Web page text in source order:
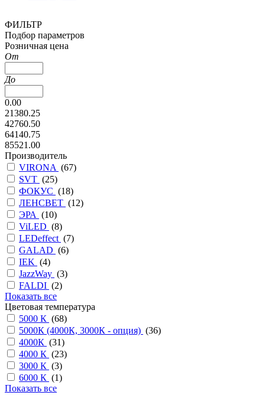
ФИЛЬТР
Подбор параметров
Розничная цена
От
До
0.00
21380.25
42760.50
64140.75
85521.00
Производитель
VIRONA (67)
SVT (25)
ФОКУС (18)
ЛЕНСВЕТ (12)
ЭРА (10)
ViLED (8)
LEDeffect (7)
GALAD (6)
IEK (4)
JazzWay (3)
FALDI (2)
Показать все
Цветовая температура
5000 К (68)
5000К (4000К, 3000К - опция) (36)
4000К (31)
4000 К (23)
3000 К (3)
6000 К (1)
Показать все